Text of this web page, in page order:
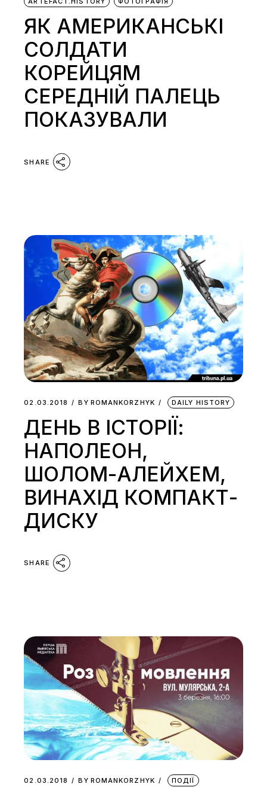
ЯК АМЕРИКАНСЬКІ
СОЛДАТИ
КОРЕЙЦЯМ
СЕРЕДНІЙ ПАЛЕЦЬ
ПОКАЗУВАЛИ
SHARE
02.03.2018 BY ROMANKORZHYK DAILY HISTORY
ДЕНЬ В ІСТОРІЇ:
НАПОЛЕОН,
ШОЛОМ-АЛЕЙХЕМ,
ВИНАХІД КОМПАКТ-
ДИСКУ
SHARE
02.03.2018 BY ROMANKORZHYK ПОДІЇ